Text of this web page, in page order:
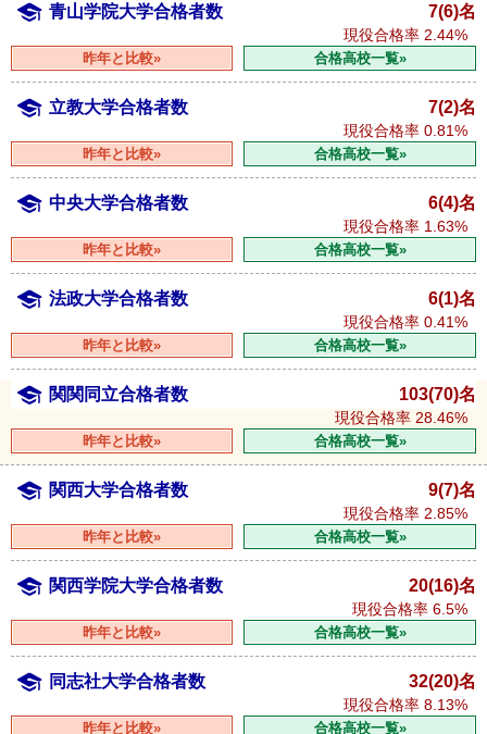
青山学院大学合格者数 7(6)名
現役合格率 2.44%
昨年と比較» 合格高校一覧»
立教大学合格者数 7(2)名
現役合格率 0.81%
昨年と比較» 合格高校一覧»
中央大学合格者数 6(4)名
現役合格率 1.63%
昨年と比較» 合格高校一覧»
法政大学合格者数 6(1)名
現役合格率 0.41%
昨年と比較» 合格高校一覧»
関関同立合格者数 103(70)名
現役合格率 28.46%
昨年と比較» 合格高校一覧»
関西大学合格者数 9(7)名
現役合格率 2.85%
昨年と比較» 合格高校一覧»
関西学院大学合格者数 20(16)名
現役合格率 6.5%
昨年と比較» 合格高校一覧»
同志社大学合格者数 32(20)名
現役合格率 8.13%
昨年と比較» 合格高校一覧»